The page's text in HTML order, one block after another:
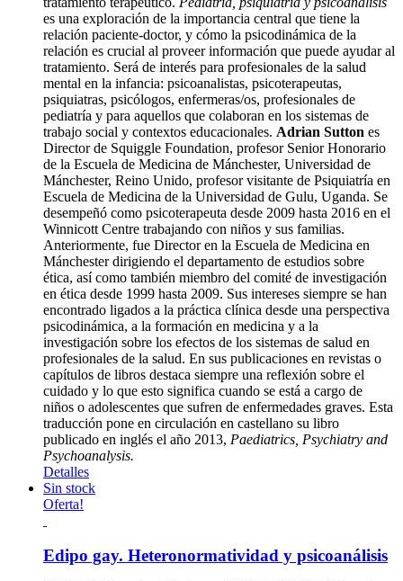
es una exploración de la importancia central que tiene la
relación paciente-doctor, y cómo la psicodinámica de la
relación es crucial al proveer información que puede ayudar al
tratamiento. Será de interés para profesionales de la salud
mental en la infancia: psicoanalistas, psicoterapeutas,
psiquiatras, psicólogos, enfermeras/os, profesionales de
pediatría y para aquellos que colaboran en los sistemas de
trabajo social y contextos educacionales. Adrian Sutton es
Director de Squiggle Foundation, profesor Senior Honorario
de la Escuela de Medicina de Mánchester, Universidad de
Mánchester, Reino Unido, profesor visitante de Psiquiatría en
Escuela de Medicina de la Universidad de Gulu, Uganda. Se
desempeñó como psicoterapeuta desde 2009 hasta 2016 en el
Winnicott Centre trabajando con niños y sus familias.
Anteriormente, fue Director en la Escuela de Medicina en
Mánchester dirigiendo el departamento de estudios sobre
ética, así como también miembro del comité de investigación
en ética desde 1999 hasta 2009. Sus intereses siempre se han
encontrado ligados a la práctica clínica desde una perspectiva
psicodinámica, a la formación en medicina y a la
investigación sobre los efectos de los sistemas de salud en
profesionales de la salud. En sus publicaciones en revistas o
capítulos de libros destaca siempre una reflexión sobre el
cuidado y lo que esto significa cuando se está a cargo de
niños o adolescentes que sufren de enfermedades graves. Esta
traducción pone en circulación en castellano su libro
publicado en inglés el año 2013, Paediatrics, Psychiatry and
Psychoanalysis.
Detalles
Sin stock
Oferta!
Edipo gay. Heteronormatividad y psicoanálisis